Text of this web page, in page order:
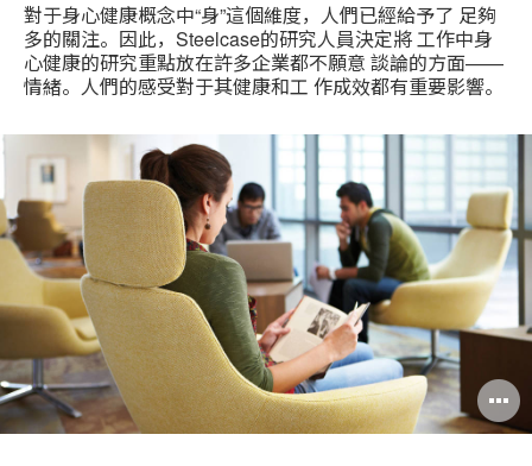
對于身心健康概念中“身”這個維度，人們已經給予了 足夠
多的關注。因此，Steelcase的研究人員決定將 工作中身
心健康的研究重點放在許多企業都不願意 談論的方面——
情緒。人們的感受對于其健康和工 作成效都有重要影響。